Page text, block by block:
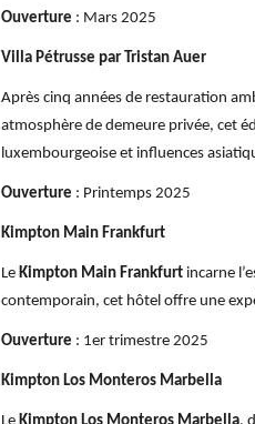
Ouverture : Mars 2025
Villa Pétrusse par Tristan Auer
Après cinq années de restauration
atmosphère de demeure privée, cet
luxembourgeoise et influences
Ouverture : Printemps 2025
Kimpton Main Frankfurt
Le Kimpton Main Frankfurt incarne
contemporain, cet hôtel offre une
Ouverture : 1er trimestre 2025
Kimpton Los Monteros Marbella